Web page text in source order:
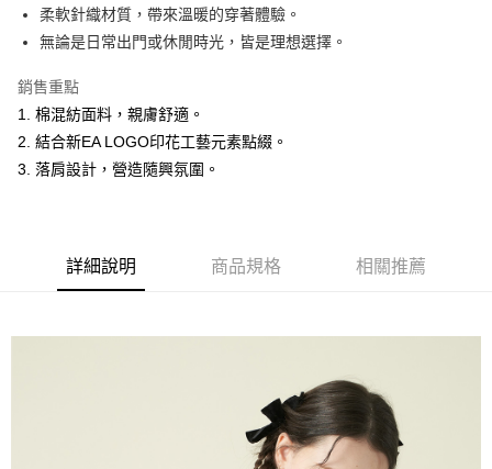
ATM付款
全家取貨付款
每筆NT$60，滿NT$1,500(含以上)免運費
付款後全家取貨
每筆NT$60，滿NT$1,500(含以上)免運費
每筆NT$60，滿NT$1,500(含以上)免運費
每筆NT$60，滿NT$1,500(含以上)免運費
柔軟針織材質，帶來溫暖的穿著體驗。
無論是日常出門或休閒時光，皆是理想選擇。
銷售重點
1. 棉混紡面料，親膚舒適。
2. 結合新EA LOGO印花工藝元素點綴。
3. 落肩設計，營造隨興氛圍。
詳細說明 商品規格 相關推薦